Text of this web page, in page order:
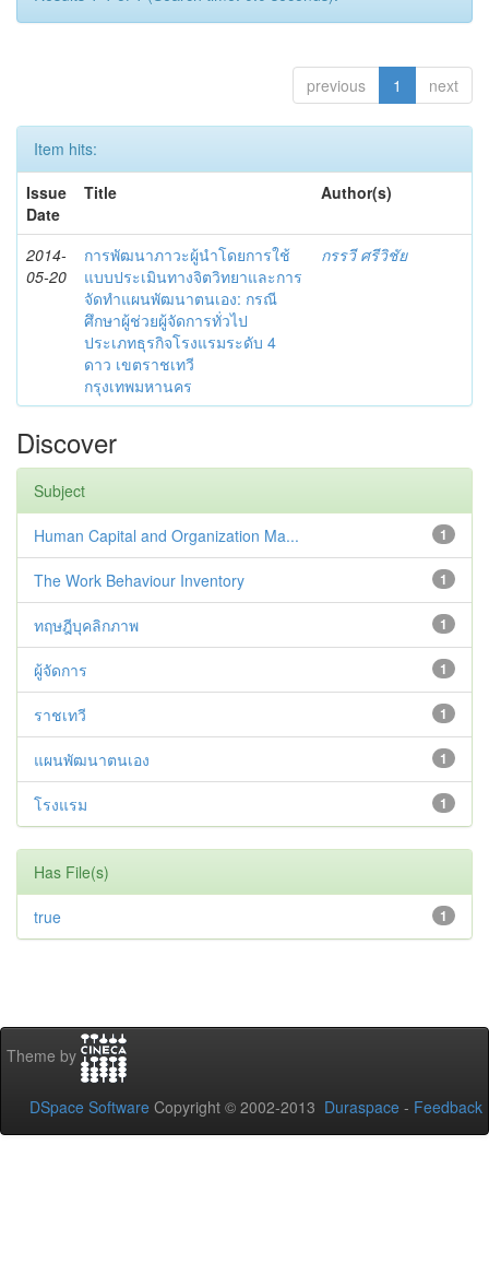
previous 1 next
Item hits:
Issue
Date
Title Author(s)
2014-
05-20
การพัฒนาภาวะผู้นำโดยการใช้
แบบประเมินทางจิตวิทยาและการ
จัดทำแผนพัฒนาตนเอง: กรณี
ศึกษาผู้ช่วยผู้จัดการทั่วไป
ประเภทธุรกิจโรงแรมระดับ 4
ดาว เขตราชเทวี
กรุงเทพมหานคร
กรรวี ศรีวิชัย
Discover
Subject
1
Human Capital and Organization Ma...
1
The Work Behaviour Inventory
1
ทฤษฎีบุคลิกภาพ
1
ผู้จัดการ
1
ราชเทวี
1
แผนพัฒนาตนเอง
1
โรงแรม
Has File(s)
1
true
Theme by
DSpace Software Copyright © 2002-2013 Duraspace - Feedback